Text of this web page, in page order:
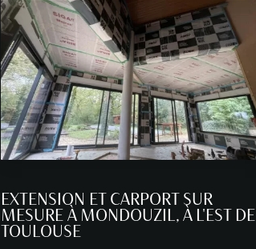
EXTENSION ET CARPORT SUR
MESURE À MONDOUZIL, À L'EST DE
TOULOUSE